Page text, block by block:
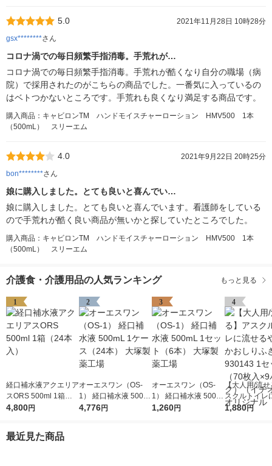
5.0
2021年11月28日 10時28分
gsx********さん
コロナ渦での毎日頻繁手指消毒。手荒れが…
コロナ渦での毎日頻繁手指消毒。手荒れが酷くなり自分の職場（病
院）で採用されたのがこちらの商品でした。一番気に入っているの
はベトつかないところです。手荒れも良くなり満足する商品です。
購入商品：キャビロンTM ハンドモイスチャーローション HMV500 1本
（500mL） スリーエム
4.0
2021年9月22日 20時25分
bon********さん
娘に購入しました。とても良いと喜んでい…
娘に購入しました。とても良いと喜んでいます。看護師をしている
ので手荒れが酷く良い商品が無いかと探していたところでした。
購入商品：キャビロンTM ハンドモイスチャーローション HMV500 1本
（500mL） スリーエム
介護食・介護用品の人気ランキング もっと見る
1
経口補水液アクエリア
スORS 500ml 1箱（2
4本入）
4,800円
2
オーエスワン（OS-
1） 経口補水液 500m
L 1ケース（24本） 大
4,776円
3
オーエスワン（OS-
1） 経口補水液 500m
L 1セット（6本） 大
1,260円
4
【大人用/流
スクルトイレ
やわらかおし
1,880円
最近見た商品